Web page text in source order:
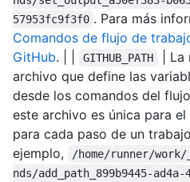
57953fc9f3f0 . Para más
Comandos de flujo de
GitHub. | | GITHUB_PATH
|
archivo que define las
desde los comandos del
este archivo es única para
para cada paso de un
ejemplo,
/home/runner/work/
nds/add_path_899b9445-